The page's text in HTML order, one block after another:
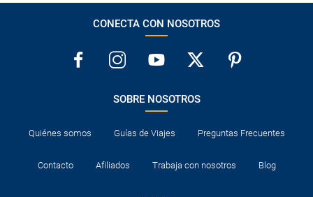
CONECTA CON NOSOTROS
SOBRE NOSOTROS
Quiénes somos Guías de Viajes Preguntas Frecuentes
Contacto Afiliados Trabaja con nosotros Blog